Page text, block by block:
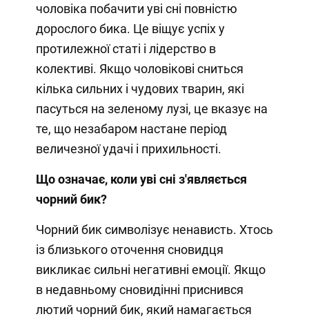
чоловіка побачити уві сні повністю
дорослого бика. Це віщує успіх у
протилежної статі і лідерство в
колективі. Якщо чоловікові сниться
кілька сильних і чудових тварин, які
пасуться на зеленому лузі, це вказує на
те, що незабаром настане період
величезної удачі і прихильності.
Що означає, коли уві сні з'являється
чорний бик?
Чорний бик символізує ненависть. Хтось
із близького оточення сновидця
викликає сильні негативні емоції. Якщо
в недавньому сновидінні приснився
лютий чорний бик, який намагається